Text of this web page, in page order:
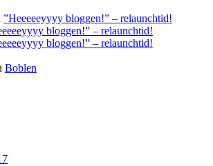
”Heeeeeyyyy bloggen!” – relaunchtid!
bloggen!” – relaunchtid!
bloggen!” – relaunchtid!
Boblen